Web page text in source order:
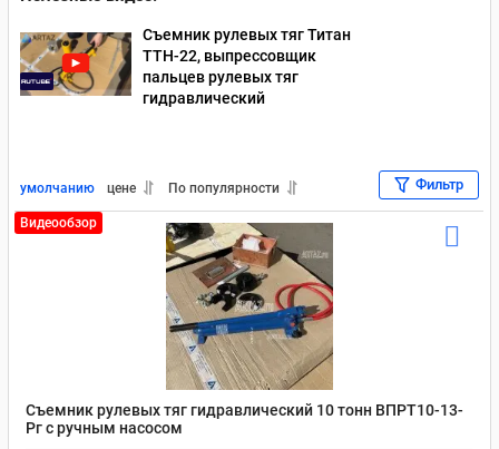
Съемник рулевых тяг Титан
ТТН-22, выпрессовщик
пальцев рулевых тяг
гидравлический
умолчанию цене По популярности Фильтр
Видеообзор
Съемник рулевых тяг гидравлический 10 тонн ВПРТ10-13-
Рг с ручным насосом